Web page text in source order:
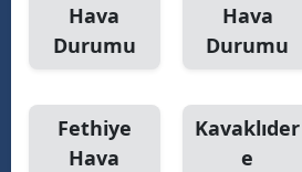
Hava
Durumu
Hava
Durumu
Fethiye
Hava
Kavaklıder
e